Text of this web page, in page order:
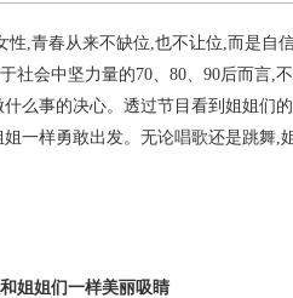
性,青春从来不缺位,也不让位,而是自
社会中坚力量的70、80、90后而言,
么事的决心。透过节目看到姐姐们
一样勇敢出发。无论唱歌还是跳舞,
和姐姐们一样美丽吸睛